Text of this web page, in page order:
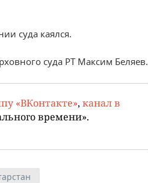
суда каялся.
суда РТ Максим Беляев.
«ВКонтакте», канал в
времени».